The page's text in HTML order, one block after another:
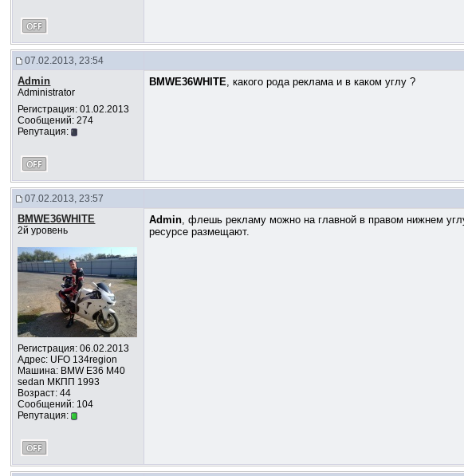
07.02.2013, 23:54
Admin
Administrator
Регистрация: 01.02.2013
Сообщений: 274
Репутация:
BMWE36WHITE, какого рода реклама и в каком углу ?
07.02.2013, 23:57
BMWE36WHITE
2й уровень
Регистрация: 06.02.2013
Адрес: UFO 134region
Машина: BMW E36 M40
sedan МКПП 1993
Возраст: 44
Сообщений: 104
Репутация:
Admin, флешь рекламу можно на главной в правом нижнем
ресурсе размещают.